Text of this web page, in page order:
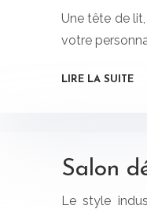
Une tête de
votre
LIRE LA SUITE
Salon
Le style